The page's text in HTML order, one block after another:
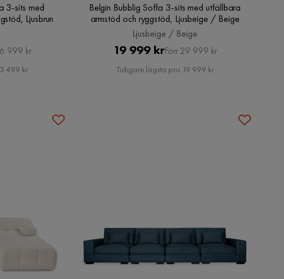
3-sits med
Ljusbrun
999 kr
499 kr
Belgin Bubblig Soffa 3-sits med utfällbara
armstöd och ryggstöd, Ljusbeige / Beige
Ljusbeige / Beige
Pris
19 999 krOriginal
Pris
Förr 29 999 kr
Tidigare lägsta pris 19 999 kr